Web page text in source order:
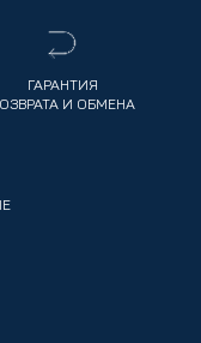
ГАРАНТИЯ
И ОБМЕНА